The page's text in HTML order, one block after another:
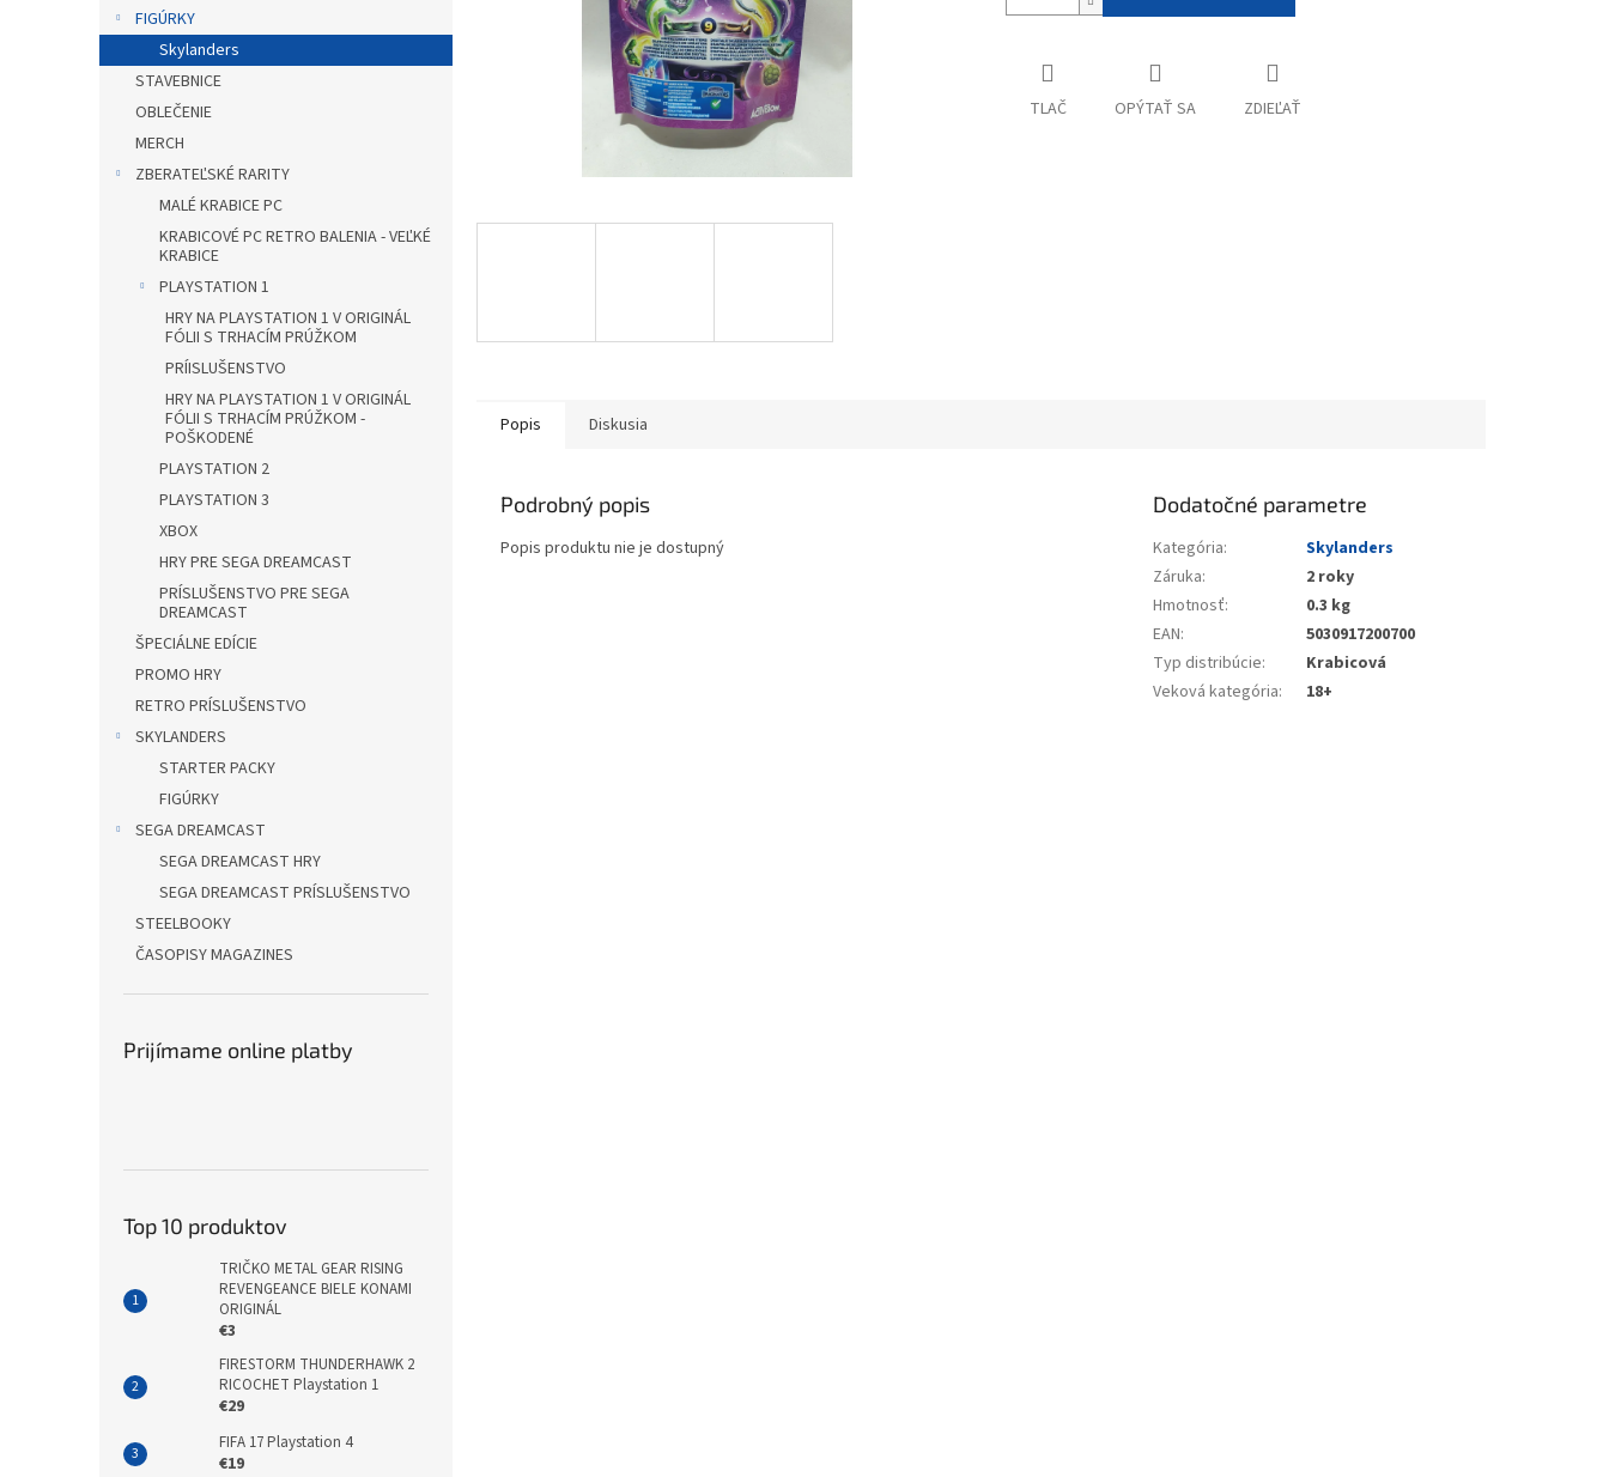
FIGÚRKY
Skylanders
STAVEBNICE
OBLEČENIE
MERCH
ZBERATEĽSKÉ RARITY
MALÉ KRABICE PC
KRABICOVÉ PC RETRO BALENIA - VEĽKÉ
KRABICE
PLAYSTATION 1
HRY NA PLAYSTATION 1 V ORIGINÁL
FÓLII S TRHACÍM PRÚŽKOM
PRÍISLUŠENSTVO
HRY NA PLAYSTATION 1 V ORIGINÁL
FÓLII S TRHACÍM PRÚŽKOM -
POŠKODENÉ
PLAYSTATION 2
PLAYSTATION 3
XBOX
HRY PRE SEGA DREAMCAST
PRÍSLUŠENSTVO PRE SEGA
DREAMCAST
ŠPECIÁLNE EDÍCIE
PROMO HRY
RETRO PRÍSLUŠENSTVO
SKYLANDERS
STARTER PACKY
FIGÚRKY
SEGA DREAMCAST
SEGA DREAMCAST HRY
SEGA DREAMCAST PRÍSLUŠENSTVO
STEELBOOKY
ČASOPISY MAGAZINES
Prijímame online platby
Top 10 produktov
TRIČKO METAL GEAR RISING
REVENGEANCE BIELE KONAMI
ORIGINÁL
€3
FIRESTORM THUNDERHAWK 2
RICOCHET Playstation 1
€29
FIFA 17 Playstation 4
€19
TLAČ OPÝTAŤ SA ZDIEĽAŤ
Popis Diskusia
Podrobný popis
Popis produktu nie je dostupný
Dodatočné parametre
Kategória:
Skylanders
Záruka:
2 roky
Hmotnosť:
0.3 kg
EAN:
5030917200700
Typ distribúcie:
Krabicová
Veková kategória: 18+